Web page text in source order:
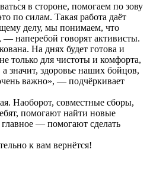
в стороне, помогаем по зову
по силам. Такая работа даёт
делу, мы понимаем, что
— наперебой говорят активисты.
На днях будет готова и
только для чистоты и комфорта,
значит, здоровье наших бойцов,
важно», — подчёркивает
Наоборот, совместные сборы,
помогают найти новые
— помогают сделать
к вам вернётся!